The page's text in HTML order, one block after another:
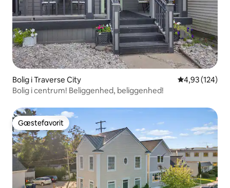
Bolig i Traverse City 4,93 ud af 5 i
4,93 (124)
Bolig i centrum! Beliggenhed, beliggenhed!
Gæstefavorit
Gæstefavorit